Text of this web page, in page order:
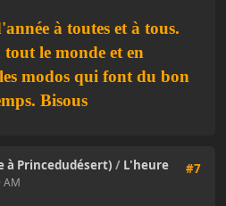
à toutes et à tous.
le monde et en
modos qui font du bon
Bisous
#7
à Princedudésert) / L'heure
AM